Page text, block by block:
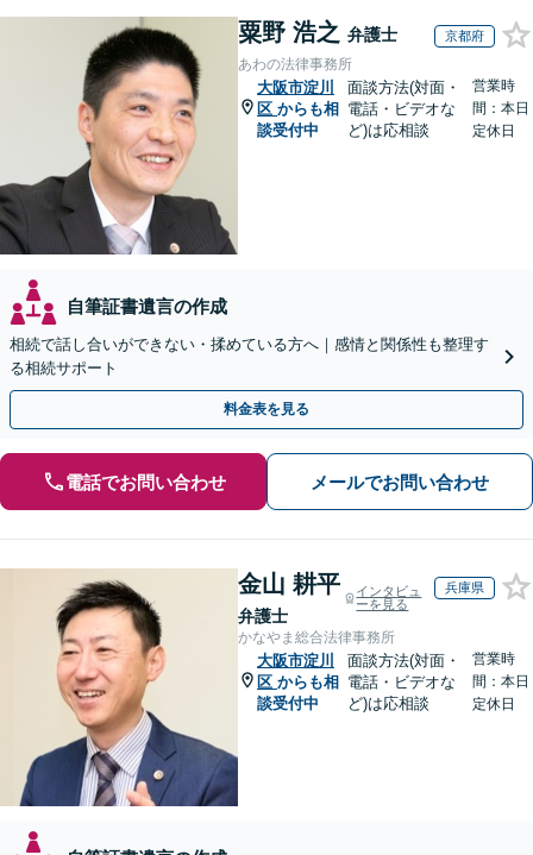
粟野 浩之 弁護士 京都府
あわの法律事務所
大阪市淀川
区 からも相
談受付中
面談方法(対面・
電話・ビデオな
ど)は応相談
営業時
間：本日
定休日
自筆証書遺言の作成
相続で話し合いができない・揉めている方へ｜感情と関係性も整理す
る相続サポート
料金表を見る
電話でお問い合わせ メールでお問い合わせ
金山 耕平
弁護士
インタビュ
ーを見る
兵庫県
かなやま総合法律事務所
大阪市淀川
区 からも相
談受付中
面談方法(対面・
電話・ビデオな
ど)は応相談
営業時
間：本日
定休日